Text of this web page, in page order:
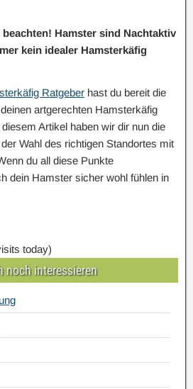
Hamster sind Nachtaktiv
kein idealer Hamsterkäfig
Ratgeber hast du bereit die
artgerechten Hamsterkäfig
Artikel haben wir dir nun die
Wahl des richtigen Standortes mit
du all diese Punkte
dein Hamster sicher wohl fühlen in
today)
noch interessieren